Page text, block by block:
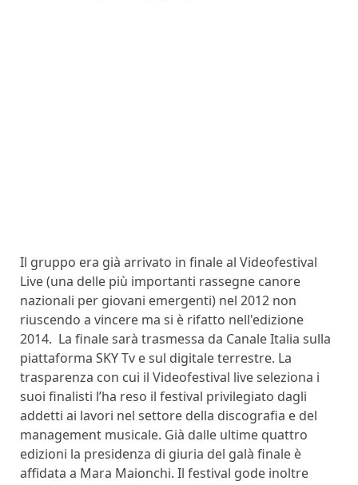
Il gruppo era già arrivato in finale al Videofestival
Live (una delle più importanti rassegne canore
nazionali per giovani emergenti) nel 2012 non
riuscendo a vincere ma si è rifatto nell'edizione
2014. La finale sarà trasmessa da Canale Italia sulla
piattaforma SKY Tv e sul digitale terrestre. La
trasparenza con cui il Videofestival live seleziona i
suoi finalisti l’ha reso il festival privilegiato dagli
addetti ai lavori nel settore della discografia e del
management musicale. Già dalle ultime quattro
edizioni la presidenza di giuria del galà finale è
affidata a Mara Maionchi. Il festival gode inoltre